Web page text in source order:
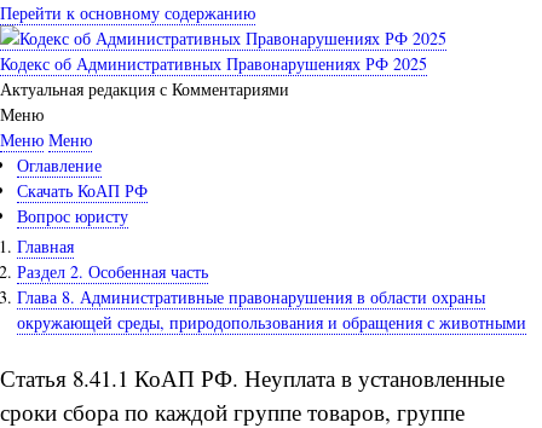
Перейти к основному содержанию
Кодекс об Административных Правонарушениях РФ 2025
Актуальная редакция с Комментариями
Меню
Меню Меню
Оглавление
Скачать КоАП РФ
Вопрос юристу
Главная
Раздел 2. Особенная часть
Глава 8. Административные правонарушения в области охраны
окружающей среды, природопользования и обращения с животными
Статья 8.41.1 КоАП РФ. Неуплата в установленные
сроки сбора по каждой группе товаров, группе